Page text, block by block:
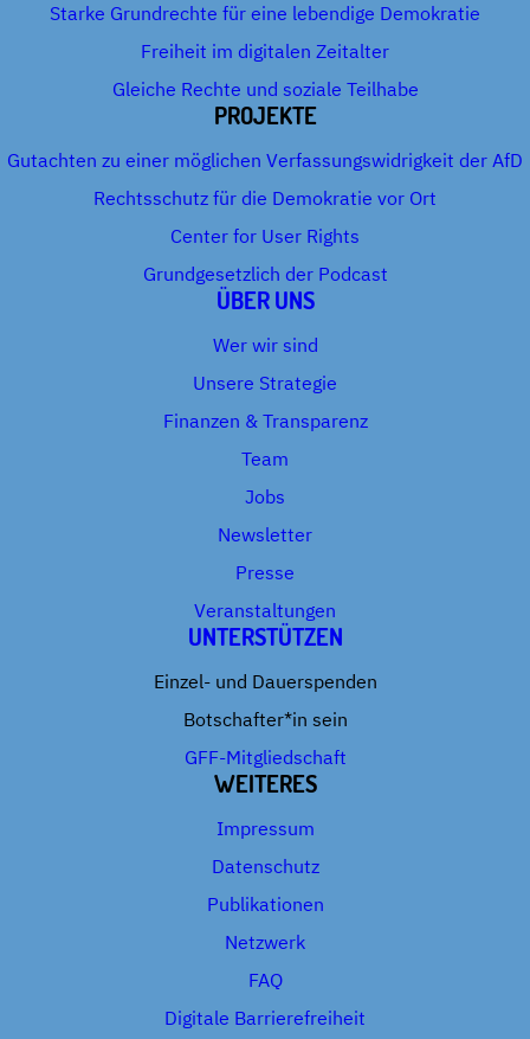
Starke Grundrechte für eine lebendige Demokratie
Freiheit im digitalen Zeitalter
Gleiche Rechte und soziale Teilhabe
PROJEKTE
Gutachten zu einer möglichen Verfassungswidrigkeit der AfD
Rechtsschutz für die Demokratie vor Ort
Center for User Rights
Grundgesetzlich der Podcast
ÜBER UNS
Wer wir sind
Unsere Strategie
Finanzen & Transparenz
Team
Jobs
Newsletter
Presse
Veranstaltungen
UNTERSTÜTZEN
Einzel- und Dauerspenden
Botschafter*in sein
GFF-Mitgliedschaft
WEITERES
Impressum
Datenschutz
Publikationen
Netzwerk
FAQ
Digitale Barrierefreiheit